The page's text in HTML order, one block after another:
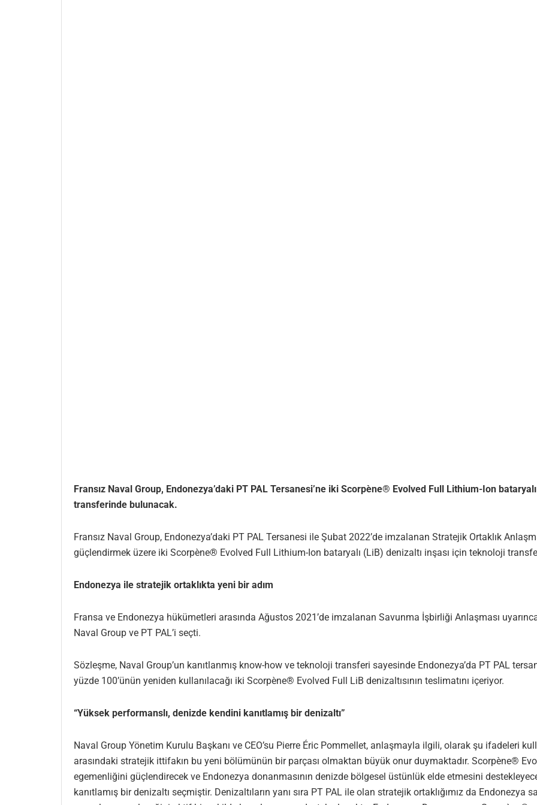
Fransız Naval Group, Endonezya’daki PT PAL Tersanesi’ne iki Scorpène® Evolved Full Lithium-Ion
transferinde bulunacak.
Fransız Naval Group, Endonezya’daki PT PAL Tersanesi ile Şubat 2022’de imzalanan Stratejik Ortaklık
güçlendirmek üzere iki Scorpène® Evolved Full Lithium-Ion bataryalı (LiB) denizaltı inşası için teknoloji
Endonezya ile stratejik ortaklıkta yeni bir adım
Fransa ve Endonezya hükümetleri arasında Ağustos 2021’de imzalanan Savunma İşbirliği Anlaşması
Naval Group ve PT PAL’i seçti.
Sözleşme, Naval Group’un kanıtlanmış know-how ve teknoloji transferi sayesinde Endonezya’da PT PAL
yüzde 100’ünün yeniden kullanılacağı iki Scorpène® Evolved Full LiB denizaltısının teslimatını içeriyor.
“Yüksek performanslı, denizde kendini kanıtlamış bir denizaltı”
Naval Group Yönetim Kurulu Başkanı ve CEO’su Pierre Éric Pommellet, anlaşmayla ilgili, olarak şu ifadeleri
arasındaki stratejik ittifakın bu yeni bölümünün bir parçası olmaktan büyük onur duymaktadır. Scorpène®
egemenliğini güçlendirecek ve Endonezya donanmasının denizde bölgesel üstünlük elde etmesini
kanıtlamış bir denizaltı seçmiştir. Denizaltıların yanı sıra PT PAL ile olan stratejik ortaklığımız da